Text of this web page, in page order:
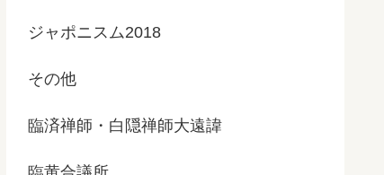
ジャポニスム2018
その他
臨済禅師・白隠禅師大遠諱